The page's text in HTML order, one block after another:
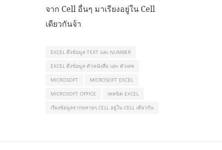
จาก Cell อื่นๆ มาเรียงอยู่ใน Cell
เดียวกันจ้า
EXCEL ดึงข้อมูล TEXT และ NUMBER
EXCEL ดึงข้อมูล ตัวหนังสือ และ ตัวเลข
MICROSOFT
MICROSOFT EXCEL
MICROSOFT OFFICE
เทคนิค EXCEL
เรียงข้อมูลจากหลายๆ CELL อยู่ใน CELL เดียวกัน